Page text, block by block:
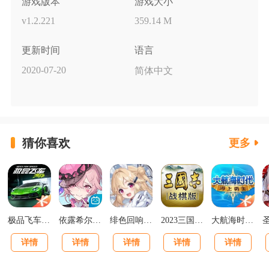
v1.2.221
359.14 M
更新时间
2020-07-20
语言
简体中文
猜你喜欢 更多
极品飞车集结最新版v1.1.184.1931331
详情
依露希尔星晓官方正版
详情
绯色回响正版
详情
2023三国志战棋版下载官网版
详情
大航海时代海上霸主下载
详情